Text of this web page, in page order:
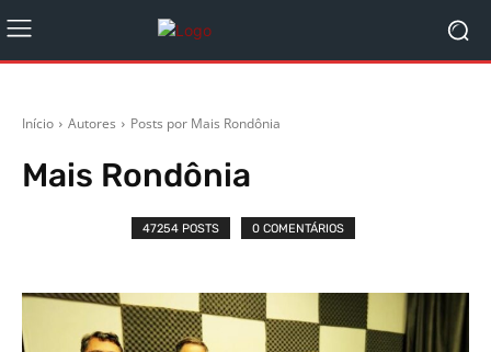
Início Autores Posts por Mais Rondônia
Mais Rondônia
47254 POSTS 0 COMENTÁRIOS